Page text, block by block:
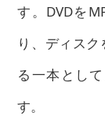
す。DVDを
り、ディス
る一本とし
す。